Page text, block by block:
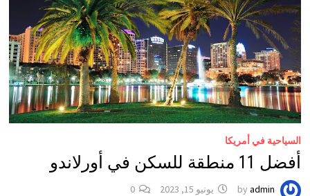
السياحية في أمريكا
أفضل 11 منطقة للسكن في أورلاندو
byadmin يونيو 15, 2023 0